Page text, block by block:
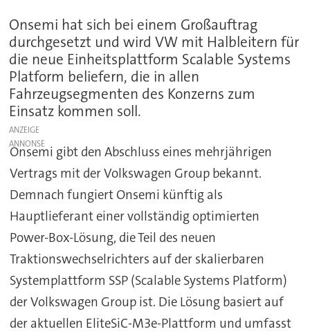
Onsemi hat sich bei einem Großauftrag
durchgesetzt und wird VW mit Halbleitern für
die neue Einheitsplattform Scalable Systems
Platform beliefern, die in allen
Fahrzeugsegmenten des Konzerns zum
Einsatz kommen soll.
ANZEIGE
Onsemi gibt den Abschluss eines mehrjährigen
Vertrags mit der Volkswagen Group bekannt.
Demnach fungiert Onsemi künftig als
Hauptlieferant einer vollständig optimierten
Power-Box-Lösung, die Teil des neuen
Traktionswechselrichters auf der skalierbaren
Systemplattform SSP (Scalable Systems Platform)
der Volkswagen Group ist. Die Lösung basiert auf
der aktuellen EliteSiC-M3e-Plattform und umfasst